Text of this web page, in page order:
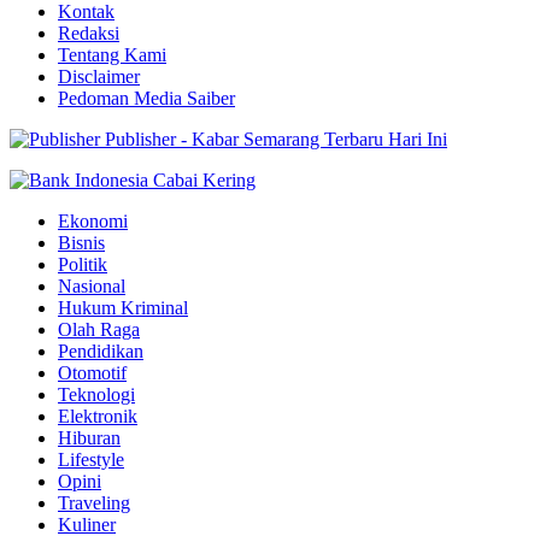
Kontak
Redaksi
Tentang Kami
Disclaimer
Pedoman Media Saiber
Publisher - Kabar Semarang Terbaru Hari Ini
Ekonomi
Bisnis
Politik
Nasional
Hukum Kriminal
Olah Raga
Pendidikan
Otomotif
Teknologi
Elektronik
Hiburan
Lifestyle
Opini
Traveling
Kuliner